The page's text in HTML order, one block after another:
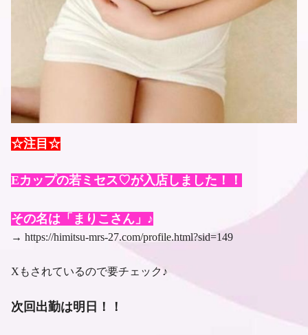
☆注目☆
Eカップの若ミセス♡が入店しました！！
その名は「まりこさん」♪
→ https://himitsu-mrs-27.com/profile.html?sid=149
Xもされているので要チェック♪
次回出勤は明日！！